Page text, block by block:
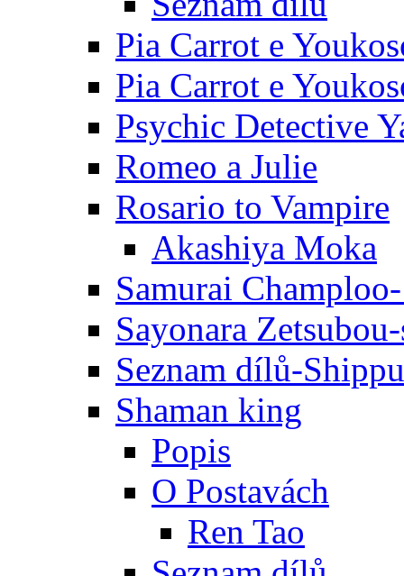
Pia Carrot e
Pia Carrot e
Psychic Detective
Romeo a Julie
Rosario to Vampire
Akashiya Moka
Samurai
Sayonara
Seznam dílů-
Shaman king
Popis
O Postavách
Ren Tao